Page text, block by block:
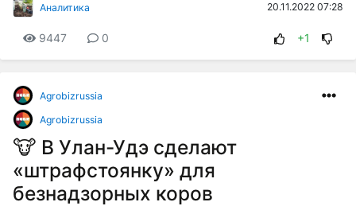
Аналитика 20.11.2022 07:28
9447 0 +1
Agrobizrussia
Agrobizrussia
🐮 В Улан-Удэ сделают
«штрафстоянку» для
безнадзорных коров